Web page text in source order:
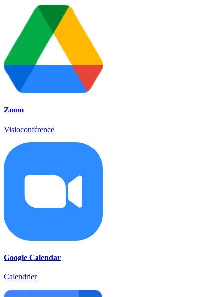
Zoom
Visioconférence
Google Calendar
Calendrier